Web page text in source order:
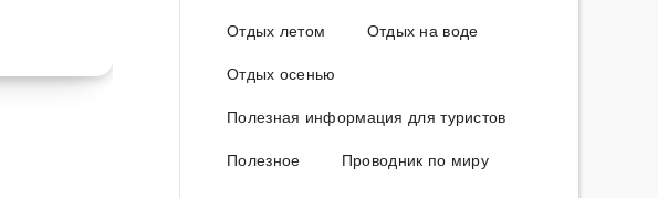
Отдых летом
Отдых на воде
Отдых осенью
Полезная информация для туристов
Полезное
Проводник по миру